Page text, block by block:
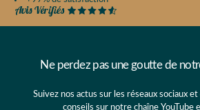
Ne perdez pas une goutte de
Suivez nos actus sur les réseaux sociaux
conseils sur notre chaîne YouTube